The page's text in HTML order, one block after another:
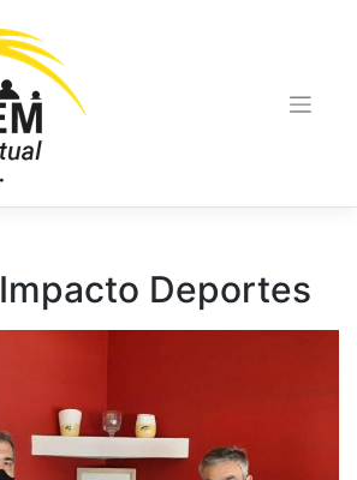
Impacto Deportes